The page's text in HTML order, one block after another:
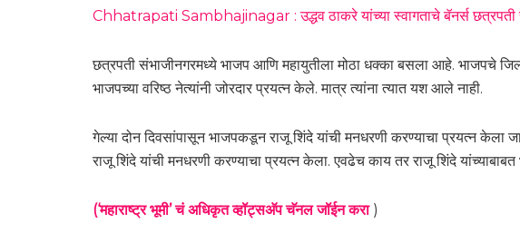
Chhatrapati Sambhajinagar : उद्धव ठाकरे यांच्या स्वागताचे बॅनर्स
छत्रपती संभाजीनगरमध्ये भाजप आणि महायुतीला मोठा धक्का बसला आहे. भाजपचे
भाजपच्या वरिष्ठ नेत्यांनी जोरदार प्रयत्न केले. मात्र त्यांना त्यात यश आले नाही.
गेल्या दोन दिवसांपासून भाजपकडून राजू शिंदे यांची मनधरणी करण्याचा प्रयत्न केला
राजू शिंदे यांची मनधरणी करण्याचा प्रयत्न केला. एवढेच काय तर राजू शिंदे
(‘महाराष्ट्र भूमी’ चं अधिकृत व्हॉट्सअ‍ॅप चॅनल जॉईन करा)